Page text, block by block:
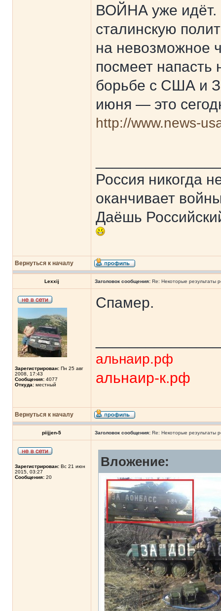
ВОЙНА уже идёт.
сталинскую
на невозможное
посмеет
борьбе с США и
июня — это
http://www.news-
Россия никогда
оканчивает
Даёшь
Вернуться к началу
Lexxij Заголовок сообщения: Re: Некоторые результаты
Зарегистрирован: Пн 25 авг
2008, 17:43
Сообщения: 4077
Откуда: местный
Спамер.
альнаир.рф
альнаир-к.рф
Вернуться к началу
piijjen-5 Заголовок сообщения: Re: Некоторые результаты
Зарегистрирован: Вс 21 июн
2015, 03:27
Сообщения: 20
Вложение: